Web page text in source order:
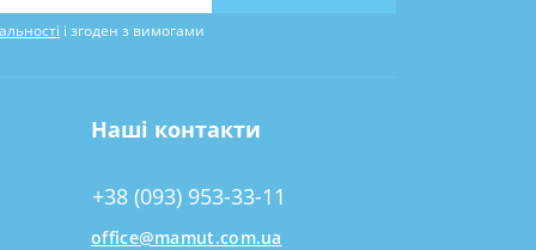
і згоден з вимогами
Наші контакти
+38 (093) 953-33-11
office@mamut.com.ua